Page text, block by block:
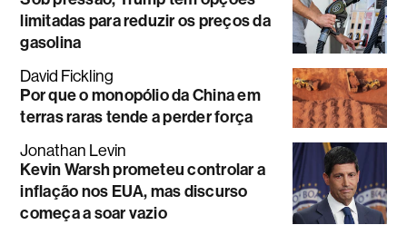
limitadas para reduzir os preços da
gasolina
David Fickling
Por que o monopólio da China em
terras raras tende a perder força
Jonathan Levin
Kevin Warsh prometeu controlar a
inflação nos EUA, mas discurso
começa a soar vazio